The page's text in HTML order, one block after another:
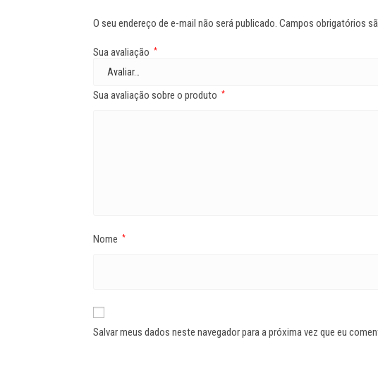
O seu endereço de e-mail não será publicado. Campos obrigatórios
Sua avaliação *
Sua avaliação sobre o produto *
Nome *
Salvar meus dados neste navegador para a próxima vez que eu